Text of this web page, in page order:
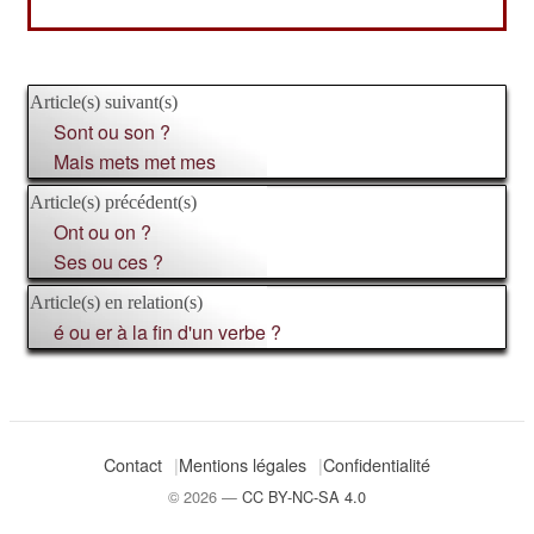
Article(s) suivant(s)
Sont ou son ?
Mais mets met mes
Article(s) précédent(s)
Ont ou on ?
Ses ou ces ?
Article(s) en relation(s)
é ou er à la fin d'un verbe ?
Contact Mentions légales Confidentialité
© 2026 — CC BY-NC-SA 4.0